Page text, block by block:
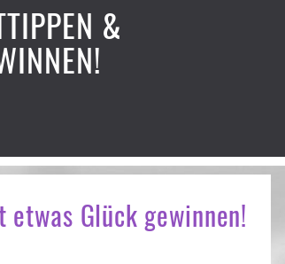
&
Glück gewinnen!